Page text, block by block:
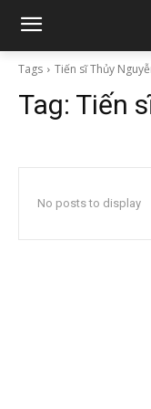
Tags Tiến sĩ Thủy
Tag: Tiến
No posts to display